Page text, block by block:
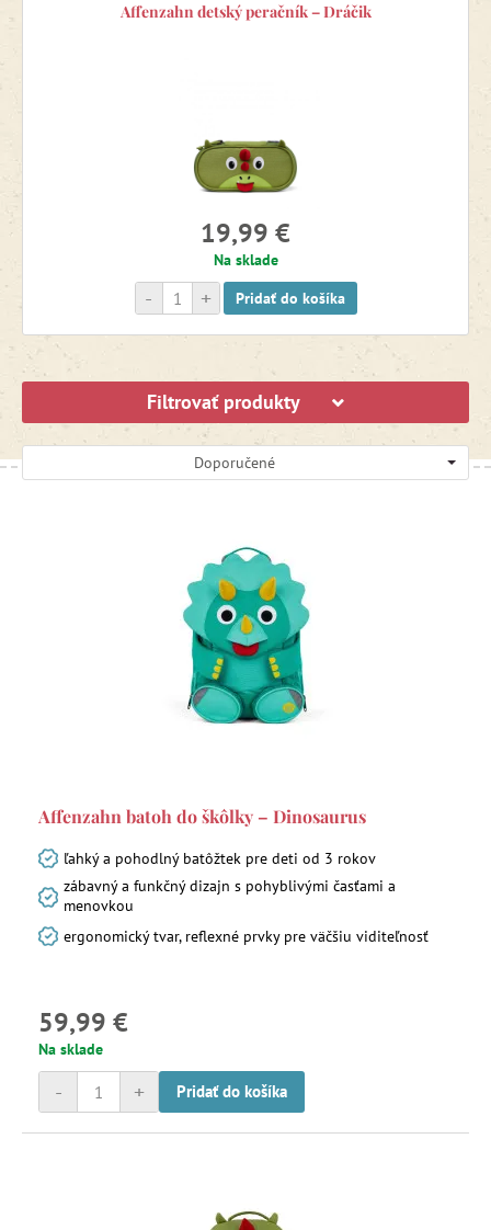
Affenzahn detský peračník – Dráčik
19,99 €
Na sklade
+
- Pridať do košíka
Filtrovať produkty
Doporučené
Affenzahn batoh do škôlky – Dinosaurus
ľahký a pohodlný batôžtek pre deti od 3 rokov
zábavný a funkčný dizajn s pohyblivými časťami a
menovkou
ergonomický tvar, reflexné prvky pre väčšiu viditeľnosť
59,99 €
Na sklade
+
- Pridať do košíka